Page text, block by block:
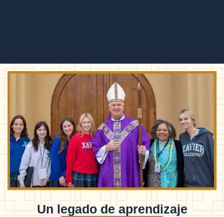
Un legado de aprendizaje